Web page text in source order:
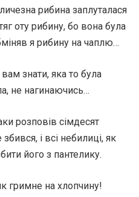
рибина заплуталася
оту рибину, бо вона була
я рибину на чаплю…
знати, яка то була
не нагинаючись…
розповів сімдесят
і всі небилиці, як
його з пантелику.
гримне на хлопчину!